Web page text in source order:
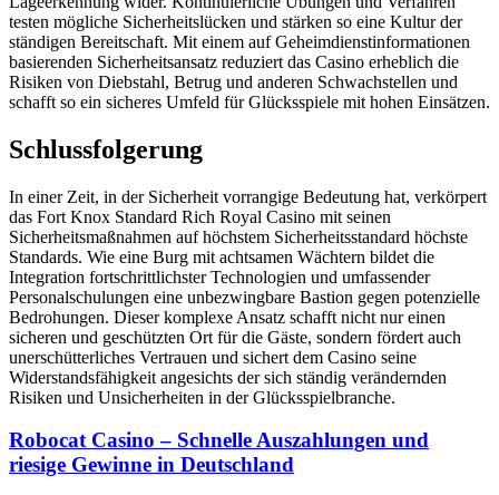
testen mögliche Sicherheitslücken und stärken so eine Kultur der
ständigen Bereitschaft. Mit einem auf Geheimdienstinformationen
basierenden Sicherheitsansatz reduziert das Casino erheblich die
Risiken von Diebstahl, Betrug und anderen Schwachstellen und
schafft so ein sicheres Umfeld für Glücksspiele mit hohen Einsätzen.
Schlussfolgerung
In einer Zeit, in der Sicherheit vorrangige Bedeutung hat, verkörpert
das Fort Knox Standard Rich Royal Casino mit seinen
Sicherheitsmaßnahmen auf höchstem Sicherheitsstandard höchste
Standards. Wie eine Burg mit achtsamen Wächtern bildet die
Integration fortschrittlichster Technologien und umfassender
Personalschulungen eine unbezwingbare Bastion gegen potenzielle
Bedrohungen. Dieser komplexe Ansatz schafft nicht nur einen
sicheren und geschützten Ort für die Gäste, sondern fördert auch
unerschütterliches Vertrauen und sichert dem Casino seine
Widerstandsfähigkeit angesichts der sich ständig verändernden
Risiken und Unsicherheiten in der Glücksspielbranche.
Robocat Casino – Schnelle Auszahlungen und
riesige Gewinne in Deutschland